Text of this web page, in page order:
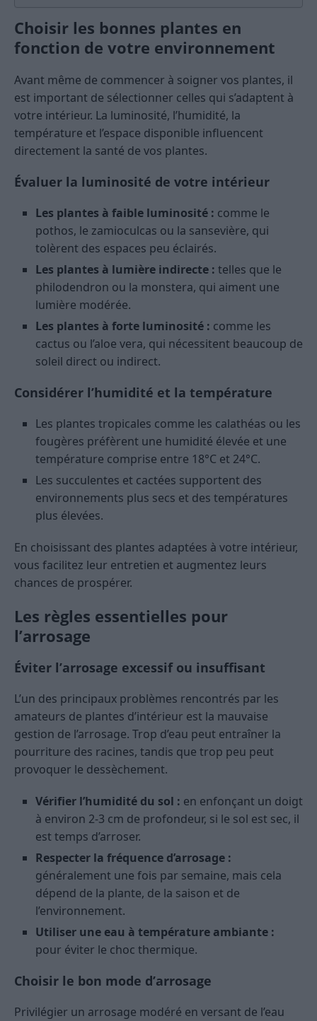
Choisir les bonnes plantes en
fonction de votre environnement
Avant même de commencer à soigner vos plantes, il
est important de sélectionner celles qui s’adaptent à
votre intérieur. La luminosité, l’humidité, la
température et l’espace disponible influencent
directement la santé de vos plantes.
Évaluer la luminosité de votre intérieur
Les plantes à faible luminosité : comme le
pothos, le zamioculcas ou la sansevière, qui
tolèrent des espaces peu éclairés.
Les plantes à lumière indirecte : telles que le
philodendron ou la monstera, qui aiment une
lumière modérée.
Les plantes à forte luminosité : comme les
cactus ou l’aloe vera, qui nécessitent beaucoup de
soleil direct ou indirect.
Considérer l’humidité et la température
Les plantes tropicales comme les calathéas ou les
fougères préfèrent une humidité élevée et une
température comprise entre 18°C et 24°C.
Les succulentes et cactées supportent des
environnements plus secs et des températures
plus élevées.
En choisissant des plantes adaptées à votre intérieur,
vous facilitez leur entretien et augmentez leurs
chances de prospérer.
Les règles essentielles pour
l’arrosage
Éviter l’arrosage excessif ou insuffisant
L’un des principaux problèmes rencontrés par les
amateurs de plantes d’intérieur est la mauvaise
gestion de l’arrosage. Trop d’eau peut entraîner la
pourriture des racines, tandis que trop peu peut
provoquer le dessèchement.
Vérifier l’humidité du sol : en enfonçant un doigt
à environ 2-3 cm de profondeur, si le sol est sec, il
est temps d’arroser.
Respecter la fréquence d’arrosage :
généralement une fois par semaine, mais cela
dépend de la plante, de la saison et de
l’environnement.
Utiliser une eau à température ambiante :
pour éviter le choc thermique.
Choisir le bon mode d’arrosage
Privilégier un arrosage modéré en versant de l’eau